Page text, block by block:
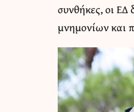
συνθήκες, οι ΕΔ
μνημονίων και